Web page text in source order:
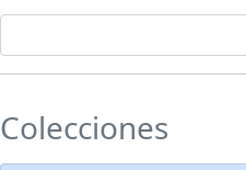
Colecciones